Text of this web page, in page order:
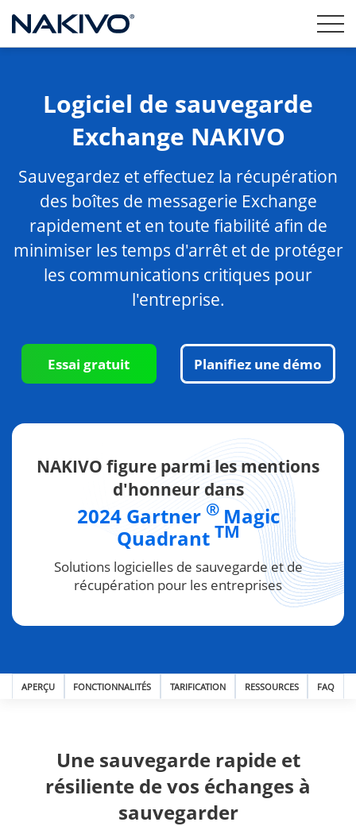
Logiciel de sauvegarde
Exchange NAKIVO
Sauvegardez et effectuez la récupération
des boîtes de messagerie Exchange
rapidement et en toute fiabilité afin de
minimiser les temps d'arrêt et de protéger
les communications critiques pour
l'entreprise.
Essai gratuit Planifiez une démo
NAKIVO figure parmi les mentions
d'honneur dans
2024 Gartner ® Magic
Quadrant TM
Solutions logicielles de sauvegarde et de
récupération pour les entreprises
APERÇU FONCTIONNALITÉS TARIFICATION RESSOURCES FAQ
Une sauvegarde rapide et
résiliente de vos échanges à
sauvegarder